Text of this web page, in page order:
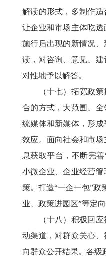
解读的形式，多制作适
让企业和市场主体吃
施行后出现的新情况
读，对咨询、意见、
对性地予以解答。
（十七）拓宽政策
合的方式，大范围、
统媒体和新媒体，形
效应。面向社会和市
息获取平台，不断完
小微企业、企业经营
策。打造“一企一包”政
业、政策进园区”等定向
（十八）积极回应
动渠道，对群众关心
向群众公开结果。各级